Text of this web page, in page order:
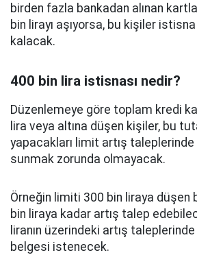
birden fazla bankadan alınan
bin lirayı aşıyorsa, bu kişiler istisna
kalacak.
400 bin lira istisnası nedir?
Düzenlemeye göre toplam kredi
lira veya altına düşen kişiler, bu
yapacakları limit artış
sunmak zorunda olmayacak.
Örneğin limiti 300 bin liraya düşen
bin liraya kadar artış talep
liranın üzerindeki artış
belgesi istenecek.